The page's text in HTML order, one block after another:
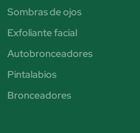
Sombras de ojos
Exfoliante facial
Autobronceadores
Pintalabios
Bronceadores